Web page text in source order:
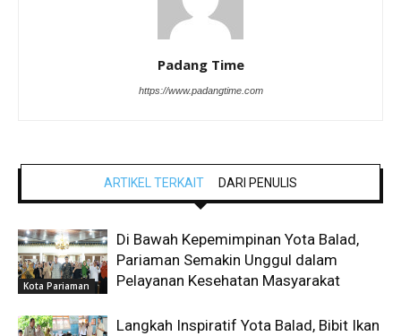
Padang Time
https://www.padangtime.com
ARTIKEL TERKAIT DARI PENULIS
Kota Pariaman
Di Bawah Kepemimpinan Yota Balad,
Pariaman Semakin Unggul dalam
Pelayanan Kesehatan Masyarakat
Langkah Inspiratif Yota Balad, Bibit Ikan